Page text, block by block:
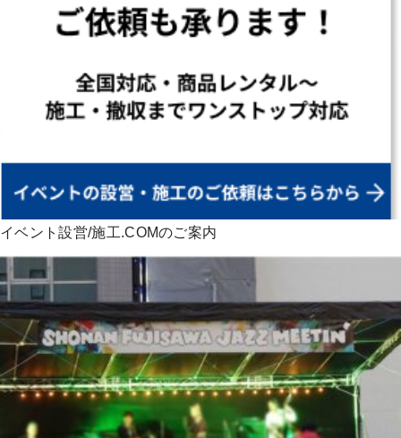
イベント設営/施工.COMのご案内